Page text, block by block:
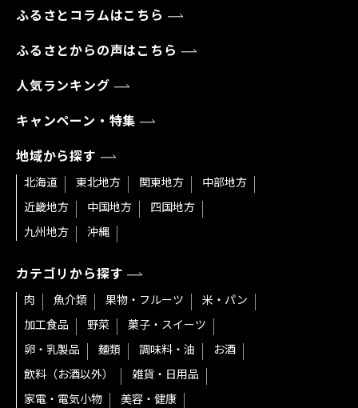
ふるさとコラムはこちら
ふるさとからの声はこちら
人気ランキング
キャンペーン・特集
地域から探す
北海道 東北地方 関東地方
中部地方
近畿地方
中国地方
四国地方
九州地方
沖縄
カテゴリから探す
肉 魚介類 果物・フルーツ
米・パン
加工食品
野菜
菓子・スイーツ
卵・乳製品
麺類 調味料・油
お酒
飲料（お酒以外）
雑貨・日用品
家電・電気小物
美容・健康